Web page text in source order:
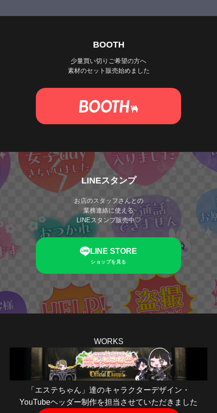
BOOTH
少量買い切りご希望の方へ
素材のセット販売始めました
LINEスタンプ
お店のスタッフさんとの
業務連絡に使える
LINEスタンプ販売中♡
LINE STORE
ショップを見る
WORKS
「エステちゃん」達のキャラクターデザイン・
YouTubeヘッダー制作を担当させていただきました